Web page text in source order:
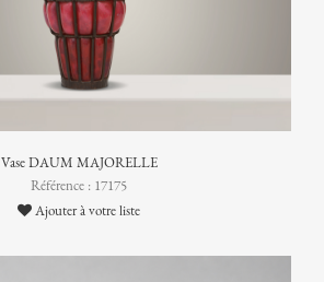
Vase DAUM MAJORELLE
Référence : 17175
Ajouter à votre liste